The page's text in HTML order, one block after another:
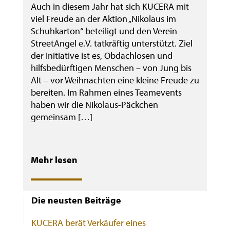
Auch in diesem Jahr hat sich KUCERA mit
viel Freude an der Aktion „Nikolaus im
Schuhkarton“ beteiligt und den Verein
StreetAngel e.V. tatkräftig unterstützt. Ziel
der Initiative ist es, Obdachlosen und
hilfsbedürftigen Menschen – von Jung bis
Alt – vor Weihnachten eine kleine Freude zu
bereiten. Im Rahmen eines Teamevents
haben wir die Nikolaus-Päckchen
gemeinsam […]
Mehr lesen
Die neusten Beiträge
KUCERA berät Verkäufer eines